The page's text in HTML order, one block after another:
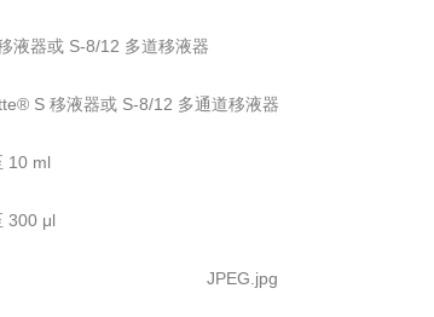
液器或 S-8/12 多道移液器
S 移液器或 S-8/12 多通道移液器
10 ml
300 μl